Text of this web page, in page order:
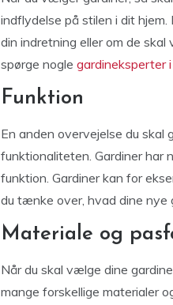
indflydelse på stilen i dit
din indretning eller om de
spørge nogle gardineksperter
Funktion
En anden overvejelse du skal
funktionaliteten. Gardiner har
funktion. Gardiner kan for
du tænke over, hvad dine nye
Materiale og
Når du skal vælge dine
mange forskellige materialer